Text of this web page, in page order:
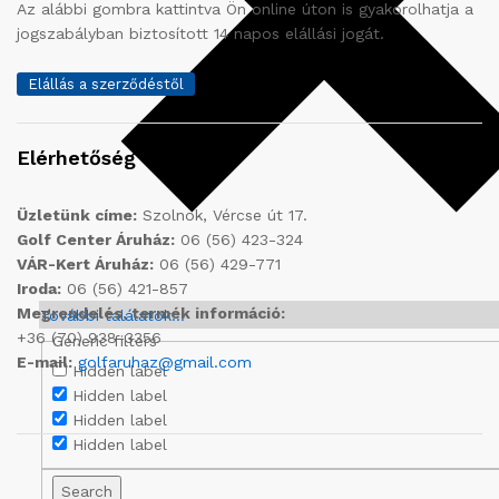
További találatok...
Generic filters
Hidden label
Hidden label
Hidden label
Hidden label
Search
Az alábbi gombra kattintva Ön online úton is gyakorolhatja a
jogszabályban biztosított 14 napos elállási jogát.
Elállás a szerződéstől
Elérhetőség
Üzletünk címe: Szolnok, Vércse út 17.
Golf Center Áruház: 06 (56) 423-324
VÁR-Kert Áruház: 06 (56) 429-771
Iroda: 06 (56) 421-857
Megrendelés, termék információ:
+36 (70) 938-3356
E-mail: golfaruhaz@gmail.com